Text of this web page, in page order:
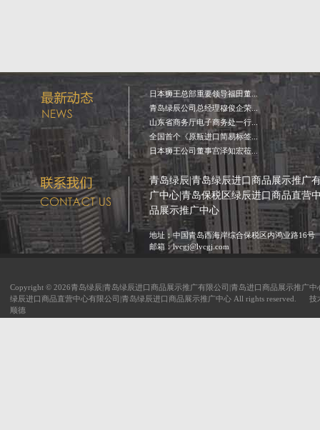
日本狮王总部重要领导福田董...
青岛绿辰公司总经理穆俊企荣...
山东省商务厅电子商务处一行...
全国首个《原瓶进口简易标签...
日本狮王公司董事宫泽知宏莅...
青岛绿辰|青岛绿辰进口商品展示推广
广中心|青岛保税区绿辰进口商品直营
品展示推广中心
地址：中国青岛西海岸综合保税区内鸿业路16号
邮箱：lvcgj@lvcgj.com
Copyright © 2026青岛绿辰|青岛绿辰进口商品展示推广有限公司|青岛进口商品展示推广中
绿辰进口商品直营中心有限公司|青岛绿辰进口商品展示推广中心 All rights reserved. 技
顺德